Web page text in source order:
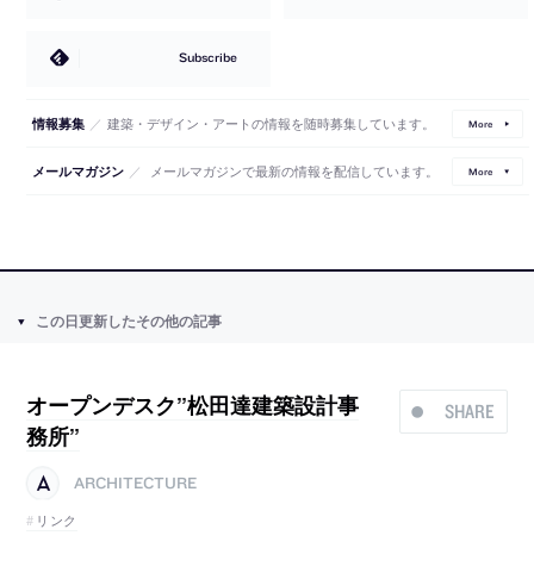
Subscribe
情報募集 ／ 建築・デザイン・アートの情報を随時募集しています。 More
メールマガジン ／ メールマガジンで最新の情報を配信しています。 More
この日更新したその他の記事
SHARE
オープンデスク”松田達建築設計事
務所”
ARCHITECTURE
リンク